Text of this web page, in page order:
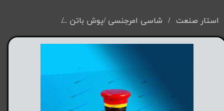
استار صنعت شاسی امرجنسی /پوش باتن